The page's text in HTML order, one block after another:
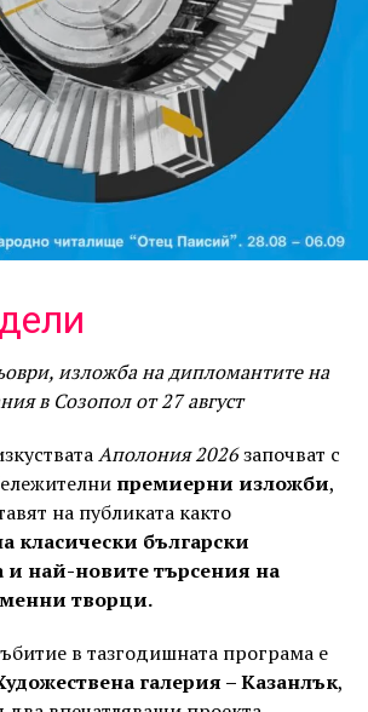
изложба на дипломантите на
в Созопол от 27 август
Аполония 2026започват с
премиерни изложби,
на публиката както
класически български
и най-новите търсения на
творци.
в тазгодишната програма е
галерия – Казанлък,